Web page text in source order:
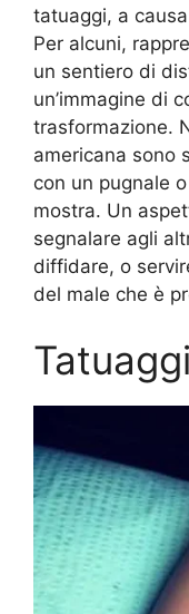
tatuaggi, a
Per alcuni,
un sentiero di
un’immagine di
trasformazione.
americana sono
con un pugnale
mostra. Un
segnalare agli
diffidare, o
del male che è